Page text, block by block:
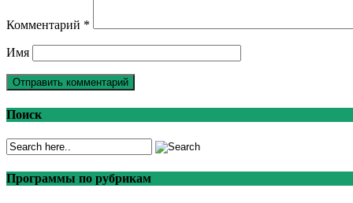
Комментарий *
Имя
Поиск
Программы по рубрикам